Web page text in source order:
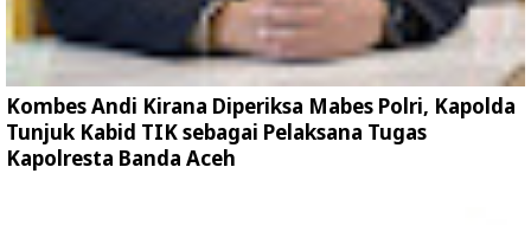
Kombes Andi Kirana Diperiksa Mabes Polri, Kapolda
Tunjuk Kabid TIK sebagai Pelaksana Tugas
Kapolresta Banda Aceh